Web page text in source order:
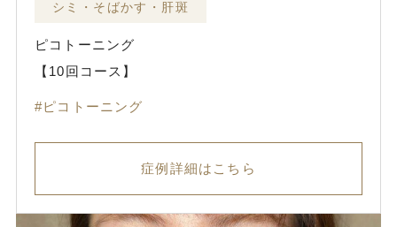
シミ・そばかす・肝斑
ピコトーニング
【10回コース】
ピコトーニング
症例詳細はこちら